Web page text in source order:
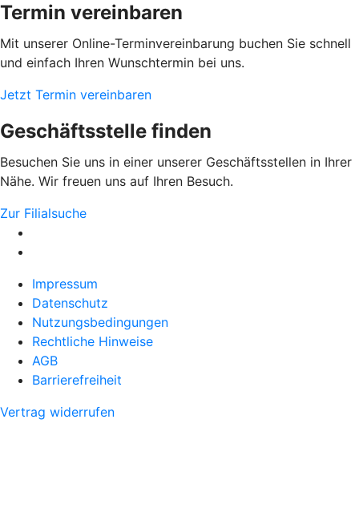
Termin vereinbaren
Mit unserer Online-Terminvereinbarung buchen Sie schnell
und einfach Ihren Wunschtermin bei uns.
Jetzt Termin vereinbaren
Geschäftsstelle finden
Besuchen Sie uns in einer unserer Geschäftsstellen in Ihrer
Nähe. Wir freuen uns auf Ihren Besuch.
Zur Filialsuche
Impressum
Datenschutz
Nutzungsbedingungen
Rechtliche Hinweise
AGB
Barrierefreiheit
Vertrag widerrufen